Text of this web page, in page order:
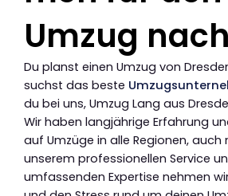
Umzug
Du planst einen Umzug von
suchst das beste
du bei uns, Umzug Lang aus
Wir haben langjährige Erfahrung
auf Umzüge in alle Regionen, auch
unserem professionellen Service
umfassenden Expertise nehmen